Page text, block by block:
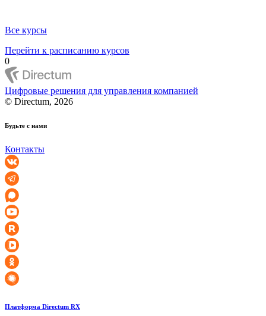
Все курсы
Перейти к расписанию курсов
0
Цифровые решения для управления компанией
© Directum, 2026
Будьте с нами
Контакты
Платформа Directum RX